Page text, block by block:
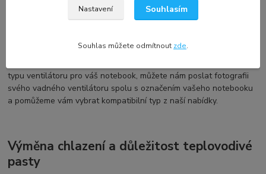
označení může změnit a používat se pro více druhů ventilátorů s
typu ventilátoru pro váš notebook, můžete nám poslat fotografii
svého vadného ventilátoru spolu s označením vašeho notebooku
a pomůžeme vám vybrat kompatibilní typ z naší nabídky.
Výměna chlazení a důležitost teplovodivé
pasty
Nastavení Souhlasím
Souhlas můžete odmítnout zde.